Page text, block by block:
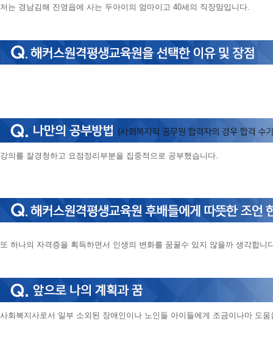
저는 경남김해 진영읍에 사는 두아이의 엄마이고 40세의 직장맘입니다.
강의를 잘경청하고 요점정리부분을 집중적으로 공부했습니다.
또 하나의 자격증을 획득하면서 인생의 변화를 꿈꿀수 있지 않을까 생각합니
사회복지사로서 일부 소외된 장애인이나 노인들 아이들에게 조금이나마 도